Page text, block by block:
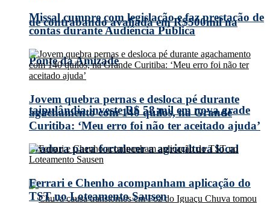
de contrabando avaliada em R$500mil na
Ponte da Amizade
taipulândia investe R$ 58 mil em nova grade
aradora para fortalecer a agricultura local
Missal cumpre com legislação e faz prestação de
contas durante Audiência Pública
Jovem quebra pernas e desloca pé durante
agachamento com 140 quilos, na Grande
Curitiba: ‘Meu erro foi não ter aceitado ajuda’
Ferrari e Chenho acompanham aplicação do
TST no Loteamento Sausen